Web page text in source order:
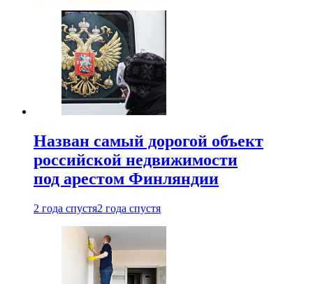
Назван самый дорогой объект
российской недвижимости
под арестом Финляндии
2 года спустя2 года спустя